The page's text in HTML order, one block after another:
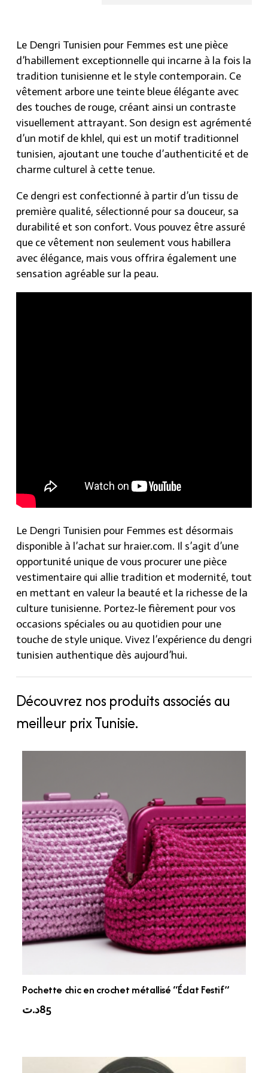
Disponibilité: Vous pouvez acheter ce Dengri
Tunisien pour Femmes sur le site hraier.com, ce qui
vous offre la possibilité de le commander en ligne
et de le recevoir chez vous.
En résumé, le Dengri Tunisien pour Femmes est
une tenue traditionnelle de haute qualité, conçue
avec des détails soignés tels que sa couleur bleue,
ses touches de rouge et son motif de khlel. Il est
ajouter une pièce authentique et élégante à leur
garde-robe tunisienne.
Le Dengri Tunisien pour Femmes est une pièce
d’habillement exceptionnelle qui incarne à la fois la
tradition tunisienne et le style contemporain. Ce
vêtement arbore une teinte bleue élégante avec
des touches de rouge, créant ainsi un contraste
visuellement attrayant. Son design est agrémenté
d’un motif de khlel, qui est un motif traditionnel
tunisien, ajoutant une touche d’authenticité et de
charme culturel à cette tenue.
Ce dengri est confectionné à partir d’un tissu de
première qualité, sélectionné pour sa douceur, sa
durabilité et son confort. Vous pouvez être assuré
que ce vêtement non seulement vous habillera
avec élégance, mais vous offrira également une
sensation agréable sur la peau.
Le Dengri Tunisien pour Femmes est désormais
disponible à l’achat sur hraier.com. Il s’agit d’une
opportunité unique de vous procurer une pièce
vestimentaire qui allie tradition et modernité, tout
en mettant en valeur la beauté et la richesse de la
culture tunisienne. Portez-le fièrement pour vos
occasions spéciales ou au quotidien pour une
touche de style unique. Vivez l’expérience du dengri
tunisien authentique dès aujourd’hui.
Découvrez nos produits associés au
meilleur prix Tunisie.
Pochette chic en crochet métallisé “Éclat Festif”
85د.ت